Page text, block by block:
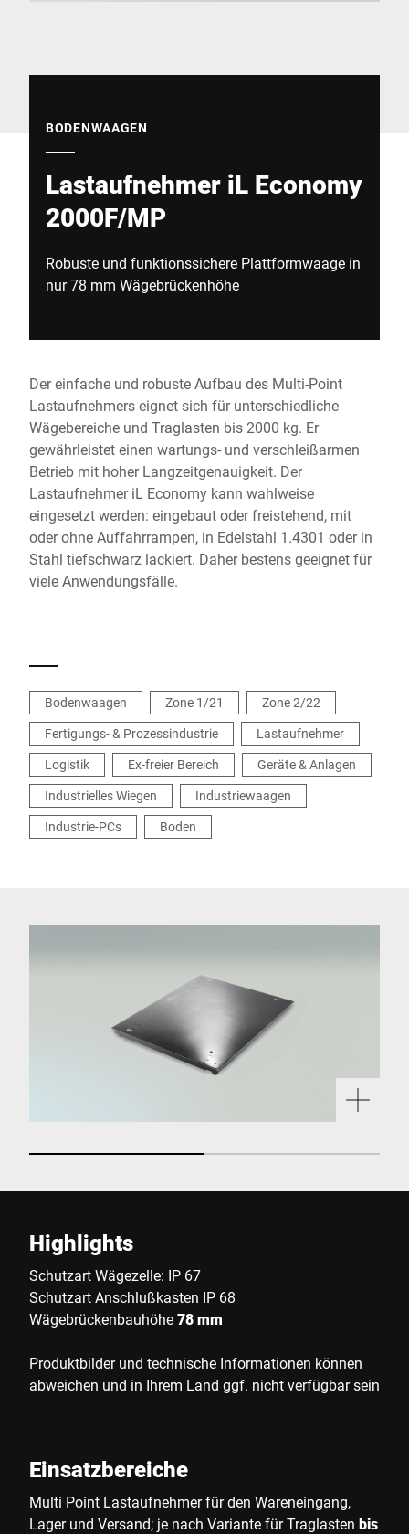
BODENWAAGEN
Lastaufnehmer iL Economy
2000F/MP
Robuste und funktionssichere Plattformwaage in
nur 78 mm Wägebrückenhöhe
Der einfache und robuste Aufbau des Multi-Point
Lastaufnehmers eignet sich für unterschiedliche
Wägebereiche und Traglasten bis 2000 kg. Er
gewährleistet einen wartungs- und verschleißarmen
Betrieb mit hoher Langzeitgenauigkeit. Der
Lastaufnehmer iL Economy kann wahlweise
eingesetzt werden: eingebaut oder freistehend, mit
oder ohne Auffahrrampen, in Edelstahl 1.4301 oder in
Stahl tiefschwarz lackiert. Daher bestens geeignet für
viele Anwendungsfälle.
Bodenwaagen Zone 1/21
Zone 2/22
Fertigungs- & Prozessindustrie
Lastaufnehmer
Logistik
Ex-freier Bereich
Geräte & Anlagen
Industrielles Wiegen
Industriewaagen
Industrie-PCs
Boden
Highlights
Schutzart Wägezelle: IP 67
Schutzart Anschlußkasten IP 68
Wägebrückenbauhöhe78 mm
Produktbilder und technische Informationen können
abweichen und in Ihrem Land ggf. nicht verfügbar sein
Einsatzbereiche
Multi Point Lastaufnehmer für den Wareneingang,
Lager und Versand; je nach Variante für Traglasten bis